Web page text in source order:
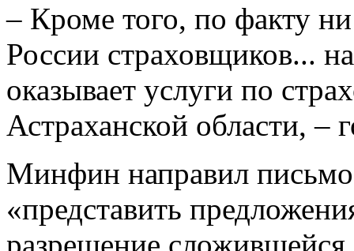
– Кроме того, по факту
России страховщиков...
оказывает услуги по
Астраханской области, –
Минфин направил
«представить
разрешение